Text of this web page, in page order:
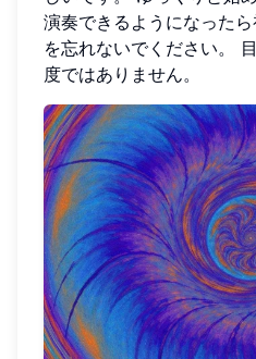
演奏できるようになった
を忘れないでください。
度ではありません。